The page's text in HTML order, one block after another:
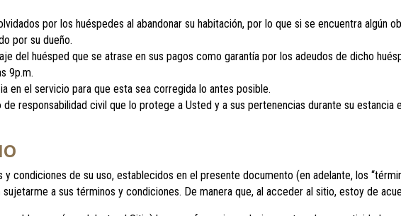
por los huéspedes al abandonar su habitación, por lo que si se encuentra algún
por su dueño.
del huésped que se atrase en sus pagos como garantía por los adeudos de dicho
9p.m.
en el servicio para que esta sea corregida lo antes posible.
responsabilidad civil que lo protege a Usted y a sus pertenencias durante su
condiciones de su uso, establecidos en el presente documento (en adelante, los
a sus términos y condiciones. De manera que, al acceder al sitio, estoy de